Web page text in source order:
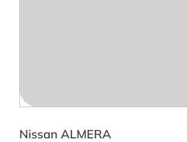
Nissan ALMERA